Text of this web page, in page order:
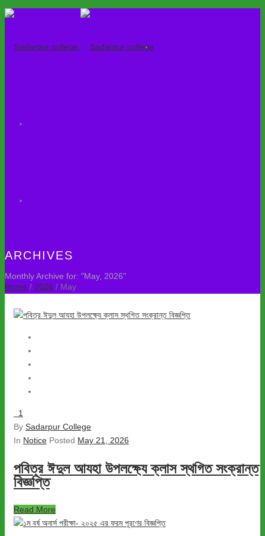
ARCHIVES
Monthly Archive for: "May, 2026"
Home / 2026 / May
1
By Sadarpur College
In Notice Posted May 21, 2026
পবিত্র ঈদুল আযহা উপলক্ষ্যে ক্লাস স্থগিত সংক্রান্ত
বিজ্ঞপ্তি
Read More